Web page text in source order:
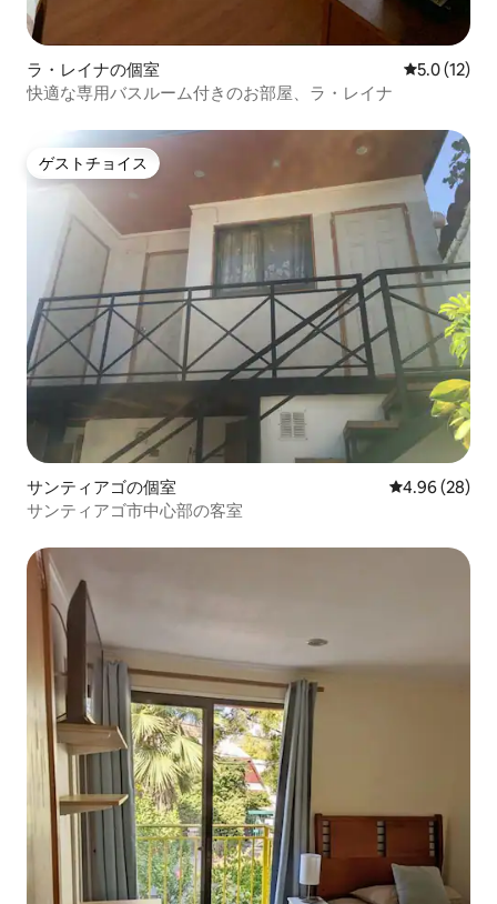
ラ・レイナの個室 レビュー12
5.0 (12)
快適な専用バスルーム付きのお部屋、ラ・レイナ
ゲストチョイス
ゲストチョイス
サンティアゴの個室 レビュー28
4.96 (28)
サンティアゴ市中心部の客室